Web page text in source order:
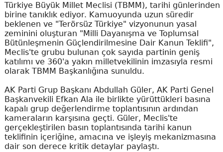
Türkiye Büyük Millet Meclisi (TBMM), tarihi günlerinden
birine tanıklık ediyor. Kamuoyunda uzun süredir
beklenen ve "Terörsüz Türkiye" vizyonunun yasal
zeminini oluşturan "Milli Dayanışma ve Toplumsal
Bütünleşmenin Güçlendirilmesine Dair Kanun Teklifi",
Meclis'te grubu bulunan çok sayıda partinin geniş
katılımı ve 360'a yakın milletvekilinin imzasıyla resmi
olarak TBMM Başkanlığına sunuldu.
AK Parti Grup Başkanı Abdullah Güler, AK Parti Genel
Başkanvekili Efkan Ala ile birlikte yürüttükleri basına
kapalı grup değerlendirme toplantısının ardından
kameraların karşısına geçti. Güler, Meclis'te
gerçekleştirilen basın toplantısında tarihi kanun
teklifinin içeriğine, amacına ve işleyiş mekanizmasına
dair son derece kritik detaylar paylaştı.